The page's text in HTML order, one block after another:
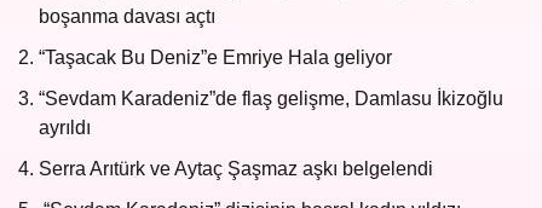
boşanma davası açtı
“Taşacak Bu Deniz”e Emriye Hala geliyor
“Sevdam Karadeniz”de flaş gelişme, Damlasu İkizoğlu
ayrıldı
Serra Arıtürk ve Aytaç Şaşmaz aşkı belgelendi